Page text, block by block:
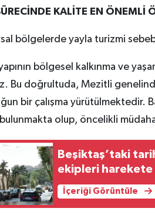
KALİTE EN ÖNEMLİ
bölgelerde yayla turizmi
bölgesel kalkınma ve
Bu doğrultuda, Mezitli
bir çalışma yürütülmektedir.
olup, öncelikli
Beşiktaş’taki
ekipleri
İçeriği Görüntüle